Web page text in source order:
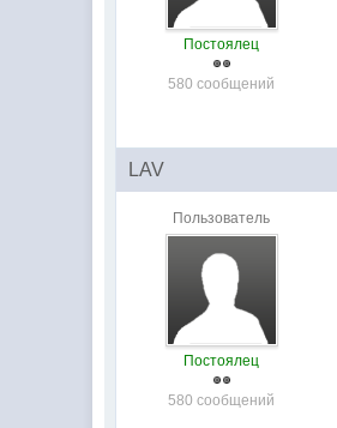
Постоялец
580 сообщений
LAV
Пользователь
Постоялец
580 сообщений